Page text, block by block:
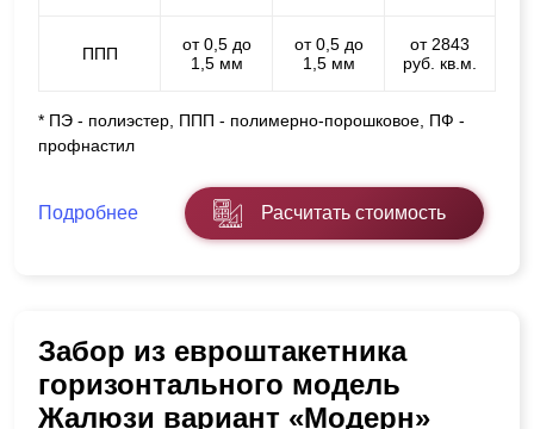
ППП
от 0,5 до
1,5 мм
от 0,5 до
1,5 мм
от 2843
руб. кв.м.
* ПЭ - полиэстер, ППП - полимерно-порошковое, ПФ -
профнастил
Подробнее Расчитать стоимость
Забор из евроштакетника
горизонтального модель
Жалюзи вариант «Модерн»